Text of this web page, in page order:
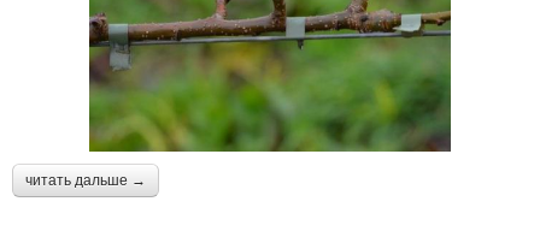
читать дальше →